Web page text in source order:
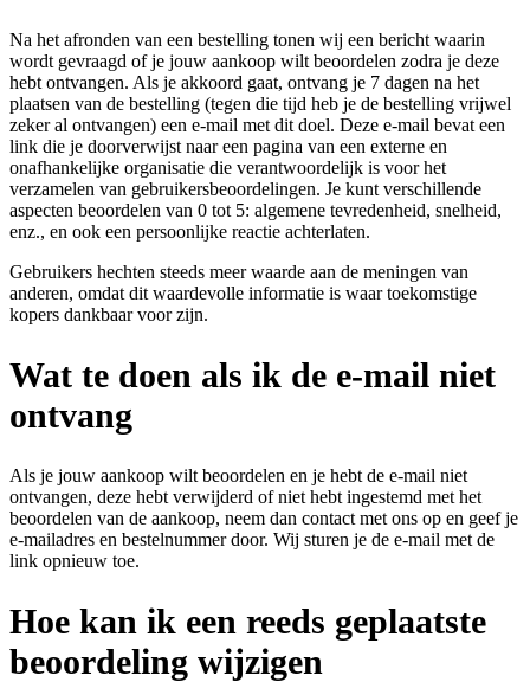
Na het afronden van een bestelling tonen wij een bericht waarin
wordt gevraagd of je jouw aankoop wilt beoordelen zodra je deze
hebt ontvangen. Als je akkoord gaat, ontvang je 7 dagen na het
plaatsen van de bestelling (tegen die tijd heb je de bestelling vrijwel
zeker al ontvangen) een e-mail met dit doel. Deze e-mail bevat een
link die je doorverwijst naar een pagina van een externe en
onafhankelijke organisatie die verantwoordelijk is voor het
verzamelen van gebruikersbeoordelingen. Je kunt verschillende
aspecten beoordelen van 0 tot 5: algemene tevredenheid, snelheid,
enz., en ook een persoonlijke reactie achterlaten.
Gebruikers hechten steeds meer waarde aan de meningen van
anderen, omdat dit waardevolle informatie is waar toekomstige
kopers dankbaar voor zijn.
Wat te doen als ik de e-mail niet
ontvang
Als je jouw aankoop wilt beoordelen en je hebt de e-mail niet
ontvangen, deze hebt verwijderd of niet hebt ingestemd met het
beoordelen van de aankoop, neem dan contact met ons op en geef je
e-mailadres en bestelnummer door. Wij sturen je de e-mail met de
link opnieuw toe.
Hoe kan ik een reeds geplaatste
beoordeling wijzigen